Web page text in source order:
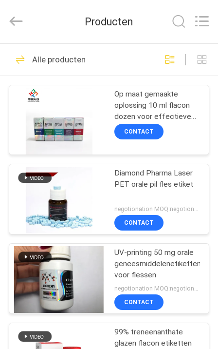
HUIS
PRODUCTEN
ONGEVEER
FABRIEKSREIS
KWALITEITSCONTROLE
CONTACTEER
ONS
NIEUWS
GEVALLEN
SITEMAP
Industry
Rights
De Etiketten van het
glasflesje
301
Etiketten van de
injectieflacon
253
10mL flesjeetiketten
139
Producten
Alle producten
Op maat gemaakte
oplossing 10 ml flacon
dozen voor effectieve
farmaceutische
verpakking
CONTACT
Diamond Pharma Laser
PET orale pil fles etiket
negotionation MOQ:negotionation
CONTACT
UV-printing 50 mg orale
geneesmiddelenetiketten
voor flessen
CONTACT
99% treneenanthate
glazen flacon etiketten